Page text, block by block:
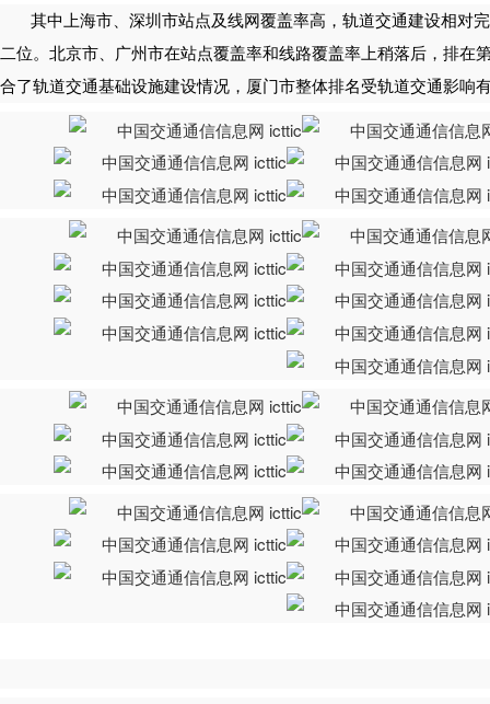
其中上海市、深圳市站点及线网覆盖率高，轨道交通建设相对
二位。北京市、广州市在站点覆盖率和线路覆盖率上稍落后，排在
合了轨道交通基础设施建设情况，厦门市整体排名受轨道交通影响